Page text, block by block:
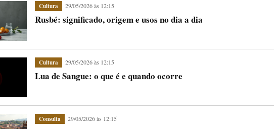
Cultura 29/05/2026 às 12:15
Rusbé: significado, origem e usos no dia a dia
Cultura 29/05/2026 às 12:15
Lua de Sangue: o que é e quando ocorre
Consulta 29/05/2026 às 12:15